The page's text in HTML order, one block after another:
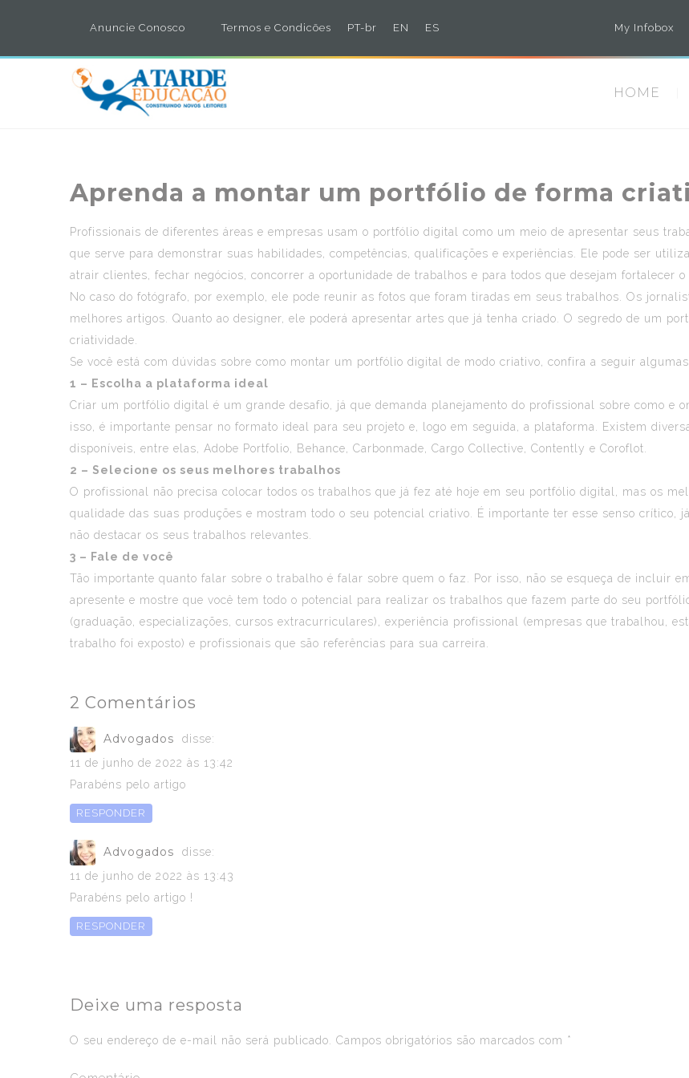
Anuncie Conosco Termos e Condicões PT-br EN ES My Infobox
HOME
Aprenda a montar um portfólio de forma
Profissionais de diferentes áreas e empresas usam o portfólio digital como um meio de apresentar seus
que serve para demonstrar suas habilidades, competências, qualificações e experiências. Ele pode ser
atrair clientes, fechar negócios, concorrer a oportunidade de trabalhos e para todos que desejam fortalecer o
No caso do fotógrafo, por exemplo, ele pode reunir as fotos que foram tiradas em seus trabalhos. Os
melhores artigos. Quanto ao designer, ele poderá apresentar artes que já tenha criado. O segredo de um
criatividade.
Se você está com dúvidas sobre como montar um portfólio digital de modo criativo, confira a seguir
1 – Escolha a plataforma ideal
Criar um portfólio digital é um grande desafio, já que demanda planejamento do profissional sobre como e
isso, é importante pensar no formato ideal para seu projeto e, logo em seguida, a plataforma. Existem
disponíveis, entre elas, Adobe Portfolio, Behance, Carbonmade, Cargo Collective, Contently e Coroflot.
2 – Selecione os seus melhores trabalhos
O profissional não precisa colocar todos os trabalhos que já fez até hoje em seu portfólio digital, mas os
qualidade das suas produções e mostram todo o seu potencial criativo. É importante ter esse senso crítico,
não destacar os seus trabalhos relevantes.
3 – Fale de você
Tão importante quanto falar sobre o trabalho é falar sobre quem o faz. Por isso, não se esqueça de incluir
apresente e mostre que você tem todo o potencial para realizar os trabalhos que fazem parte do seu
(graduação , especializações, cursos extracurriculares), experiência profissional (empresas que trabalhou,
trabalho foi exposto) e profissionais que são referências para sua carreira.
2 Comentários
Advogados
disse:
11 de junho de 2022 às 13:42
Parabéns pelo artigo
RESPONDER
Advogados
disse:
11 de junho de 2022 às 13:43
Parabéns pelo artigo !
RESPONDER
Deixe uma resposta
O seu endereço de e-mail não será publicado. Campos obrigatórios são marcados com *